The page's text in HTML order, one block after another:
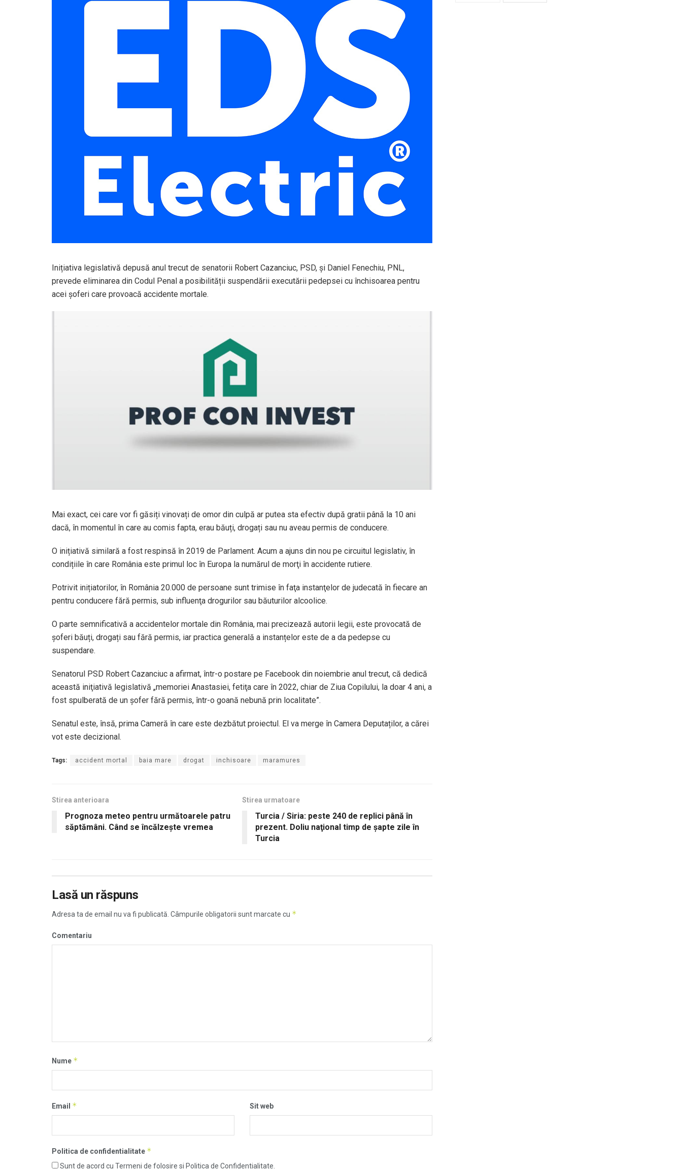
Inițiativa legislativă depusă anul trecut de senatorii Robert Cazanciuc, PSD, și Daniel Fenechiu, PNL,
prevede eliminarea din Codul Penal a posibilității suspendării executării pedepsei cu închisoarea pentru
acei șoferi care provoacă accidente mortale.
Mai exact, cei care vor fi găsiți vinovați de omor din culpă ar putea sta efectiv după gratii până la 10 ani
dacă, în momentul în care au comis fapta, erau băuți, drogați sau nu aveau permis de conducere.
O inițiativă similară a fost respinsă în 2019 de Parlament. Acum a ajuns din nou pe circuitul legislativ, în
condițiile în care România este primul loc în Europa la numărul de morţi în accidente rutiere.
Potrivit inițiatorilor, în România 20.000 de persoane sunt trimise în faţa instanţelor de judecată în fiecare an
pentru conducere fără permis, sub influenţa drogurilor sau băuturilor alcoolice.
O parte semnificativă a accidentelor mortale din România, mai precizează autorii legii, este provocată de
șoferi băuți, drogați sau fără permis, iar practica generală a instanțelor este de a da pedepse cu
suspendare.
Senatorul PSD Robert Cazanciuc a afirmat, într-o postare pe Facebook din noiembrie anul trecut, că dedică
această iniţiativă legislativă „memoriei Anastasiei, fetiţa care în 2022, chiar de Ziua Copilului, la doar 4 ani, a
fost spulberată de un şofer fără permis, într-o goană nebună prin localitate”.
Senatul este, însă, prima Cameră în care este dezbătut proiectul. El va merge în Camera Deputaților, a cărei
vot este decizional.
Tags: accident mortal baia mare drogat inchisoare maramures
Stirea anterioara
Prognoza meteo pentru următoarele patru
săptămâni. Când se încălzește vremea
Stirea urmatoare
Turcia / Siria: peste 240 de replici până în
prezent. Doliu naţional timp de şapte zile în
Turcia
Lasă un răspuns
Adresa ta de email nu va fi publicată. Câmpurile obligatorii sunt marcate cu *
Comentariu
Nume *
Email * Sit web
Politica de confidentialitate *
Sunt de acord cu Termeni de folosire si Politica de Confidentialitate.